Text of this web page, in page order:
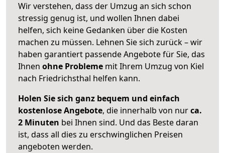
Wir verstehen, dass der Umzug an sich schon
stressig genug ist, und wollen Ihnen dabei
helfen, sich keine Gedanken über die Kosten
machen zu müssen. Lehnen Sie sich zurück – wir
haben garantiert passende Angebote für Sie, das
Ihnen ohne Probleme mit Ihrem Umzug von Kiel
nach Friedrichsthal helfen kann.
Holen Sie sich ganz bequem und einfach
kostenlose Angebote, die innerhalb von nurca.
2 Minuten bei Ihnen sind. Und das Beste daran
ist, dass all dies zu erschwinglichen Preisen
angeboten werden.